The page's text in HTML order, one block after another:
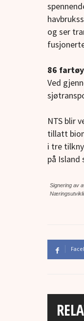
og ser
86
Ved
NTS blir
tillatt
i tre
på Island
Signering av